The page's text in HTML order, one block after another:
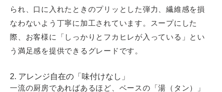
られ、口に入れたときのプリッとした弾力、繊維感を損
なわないよう丁寧に加工されています。スープにした
際、お客様に「しっかりとフカヒレが入っている」とい
う満足感を提供できるグレードです。
2. アレンジ自在の「味付けなし」
一流の厨房であればあるほど、ベースの「湯（タン）」